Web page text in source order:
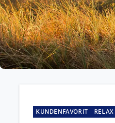
KUNDENFAVORIT RELAX